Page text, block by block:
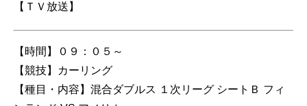
【ＴＶ放送】
【時間】０９：０５～
【競技】カーリング
【種目・内容】混合ダブルス １次リーグ シートＢ フィ